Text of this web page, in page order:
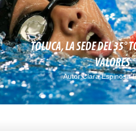
TOLUCA, LA SEDE DEL 35°
VALORES
Autor:Clara Espinosa